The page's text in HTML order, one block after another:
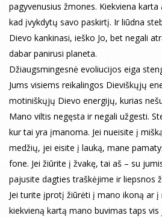
pagyvenusius žmones. Kiekviena
kad įvykdytų savo paskirtį. Ir liūdna
Dievo kankinasi, ieško Jo, bet negali
dabar panirusi planeta.
Džiaugsmingesnė evoliucijos eiga
Jums visiems reikalingos Dieviškųjų
motiniškųjų Dievo energijų, kurias
Mano viltis negęsta ir negali užgesti.
kur tai yra įmanoma. Jei nueisite į
medžių, jei eisite į lauką, mane
fone. Jei žiūrite į žvakę, tai aš – su
pajusite dagties traškėjime ir liepsnos
Jei turite įprotį žiūrėti į mano ikoną ar
kiekvieną kartą mano buvimas taps